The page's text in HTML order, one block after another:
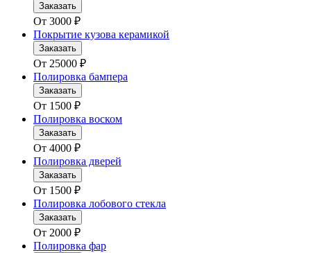
Заказать
От 3000 ₽
Покрытие кузова керамикой
Заказать
От 25000 ₽
Полировка бампера
Заказать
От 1500 ₽
Полировка воском
Заказать
От 4000 ₽
Полировка дверей
Заказать
От 1500 ₽
Полировка лобового стекла
Заказать
От 2000 ₽
Полировка фар